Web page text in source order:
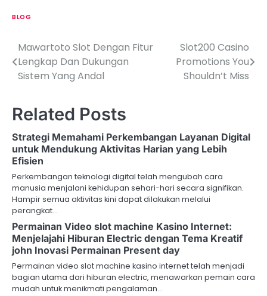
BLOG
P
o
t
n
a
v
i
g
a
t
i
Mawartoto Slot Dengan Fitur
Lengkap Dan Dukungan
Sistem Yang Andal
Slot200 Casino
Promotions You
Shouldn’t Miss
Related Posts
Strategi Memahami Perkembangan Layanan Digital
untuk Mendukung Aktivitas Harian yang Lebih
Efisien
Perkembangan teknologi digital telah mengubah cara
manusia menjalani kehidupan sehari-hari secara signifikan.
Hampir semua aktivitas kini dapat dilakukan melalui
perangkat…
Permainan Video slot machine Kasino Internet:
Menjelajahi Hiburan Electric dengan Tema Kreatif
john Inovasi Permainan Present day
Permainan video slot machine kasino internet telah menjadi
bagian utama dari hiburan electric, menawarkan pemain cara
mudah untuk menikmati pengalaman…